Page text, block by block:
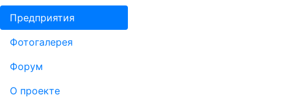
Пред­прия­тия
Фо­то­га­ле­рея
Форум
О проекте